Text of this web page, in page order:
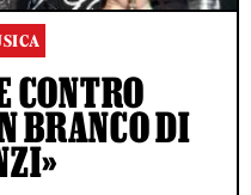
CONTRO
BRANCO DI